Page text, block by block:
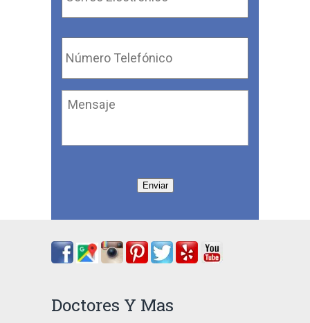
Número
Telefónico *
Mensaje
Enviar
Doctores Y Mas